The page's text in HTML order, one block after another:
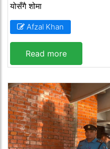
योसँगै शोमा
Afzal Khan
Read more